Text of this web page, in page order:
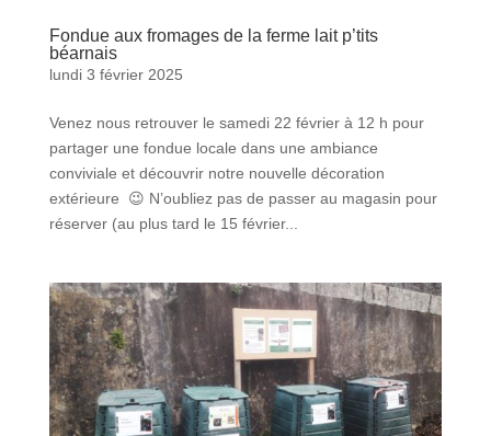
Fondue aux fromages de la ferme lait p’tits
béarnais
lundi 3 février 2025
Venez nous retrouver le samedi 22 février à 12 h pour
partager une fondue locale dans une ambiance
conviviale et découvrir notre nouvelle décoration
extérieure 😉 N’oubliez pas de passer au magasin pour
réserver (au plus tard le 15 février...